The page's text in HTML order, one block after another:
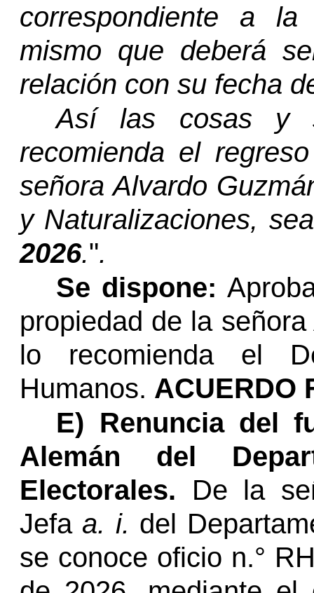
correspondiente a
mismo que deberá
relación con su fecha
Así las cosas y
recomienda el
señora Alvardo
y Naturalizaciones,
2026.".
Se dispone:
propiedad de la
lo recomienda el
Humanos. ACUERDO
E) Renuncia del
Alemán del
Electorales. De la
Jefa a. i. del
se conoce oficio n.°